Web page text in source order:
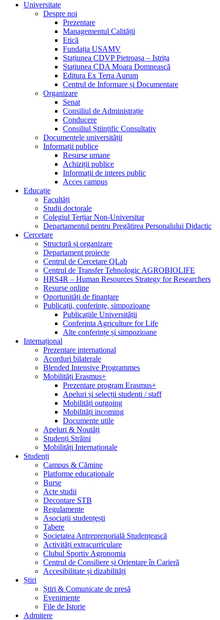
Universitate
Despre noi
Prezentare
Managementul Calității
Etică
Fundația USAMV
Stațiunea CDVP Pietroasa – Istrița
Stațiunea CDA Moara Domnească
Editura Ex Terra Aurum
Centrul de Informare și Documentare
Organizare
Senat
Consiliul de Administrație
Conducere
Consiliul Științific Consultativ
Documentele universității
Informații publice
Resurse umane
Achiziții publice
Informații de interes public
Acces campus
Educație
Facultăți
Studii doctorale
Colegiul Terțiar Non-Universitar
Departamentul pentru Pregătirea Personalului Didactic
Cercetare
Structură și organizare
Departament proiecte
Centrul de Cercetare QLab
Centrul de Transfer Tehnologic AGROBIOLIFE
HRS4R – Human Resources Strategy for Researchers
Resurse online
Oportunități de finanțare
Publicații, conferințe, simpozioane
Publicațiile Universității
Conferinta Agriculture for Life
Alte conferințe și simpozioane
Internațional
Prezentare international
Acorduri bilaterale
Blended Intensive Programmes
Mobilități Erasmus+
Prezentare program Erasmus+
Apeluri și selecții studenti / staff
Mobilități outgoing
Mobilități incoming
Documente utile
Apeluri & Noutăți
Studenți Străini
Mobilități Internaționale
Studenți
Campus & Cămine
Platforme educaționale
Burse
Acte studii
Decontare STB
Regulamente
Asociații studențești
Tabere
Societatea Antreprenorială Studențească
Activități extracurriculare
Clubul Sportiv Agronomia
Centrul de Consiliere și Orientare în Carieră
Accesibilitate și dizabilități
Știri
Știri & Comunicate de presă
Evenimente
File de Istorie
Admitere